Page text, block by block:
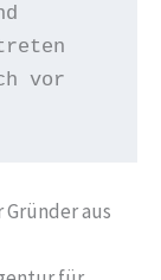
vor
aus